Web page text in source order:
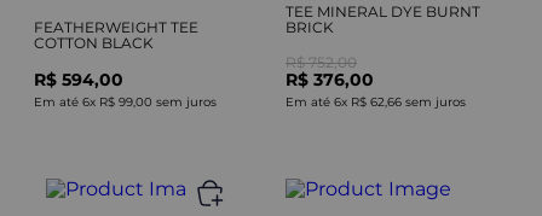
FEATHERWEIGHT TEE
COTTON BLACK
R$ 594,00
Em até 6x R$ 99,00 sem juros
TEE MINERAL DYE BURNT
BRICK
R$ 752,00
R$ 376,00
Em até 6x R$ 62,66 sem juros